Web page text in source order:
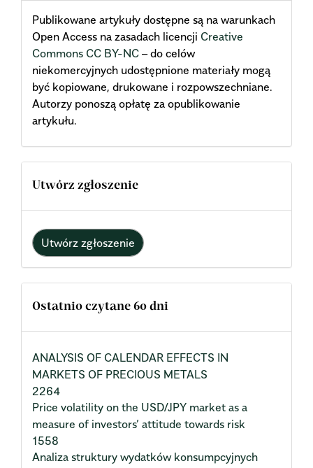
Publikowane artykuły dostępne są na warunkach
Open Access na zasadach licencji Creative
Commons CC BY-NC – do celów
niekomercyjnych udostępnione materiały mogą
być kopiowane, drukowane i rozpowszechniane.
Autorzy ponoszą opłatę za opublikowanie
artykułu.
Utwórz zgłoszenie
Utwórz zgłoszenie
Ostatnio czytane 60 dni
ANALYSIS OF CALENDAR EFFECTS IN
MARKETS OF PRECIOUS METALS
2264
Price volatility on the USD/JPY market as a
measure of investors’ attitude towards risk
1558
Analiza struktury wydatków konsumpcyjnych